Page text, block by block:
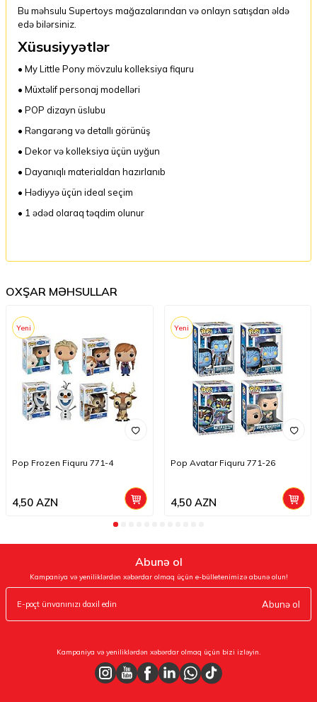
Bu məhsulu Supertoys mağazalarından və onlayn satışdan əldə
edə bilərsiniz.
Xüsusiyyətlər
• My Little Pony mövzulu kolleksiya fiquru
• Müxtəlif personaj modelləri
• POP dizayn üslubu
• Rəngarəng və detallı görünüş
• Dekor və kolleksiya üçün uyğun
• Dayanıqlı materialdan hazırlanıb
• Hədiyyə üçün ideal seçim
• 1 ədəd olaraq təqdim olunur
OXŞAR MƏHSULLAR
Yeni
Pop Frozen Fiquru 771-4
4,50 AZN
Yeni
Pop Avatar Fiquru 771-26
4,50AZN
Abunə ol
Kampaniya və yeniliklərdən xəbərdar olmaq üçün e-bülletenimizə abunə olun!
Abunə ol
Kampaniya və yeniliklərdən xəbərdar olmaq üçün bizi izləyin.